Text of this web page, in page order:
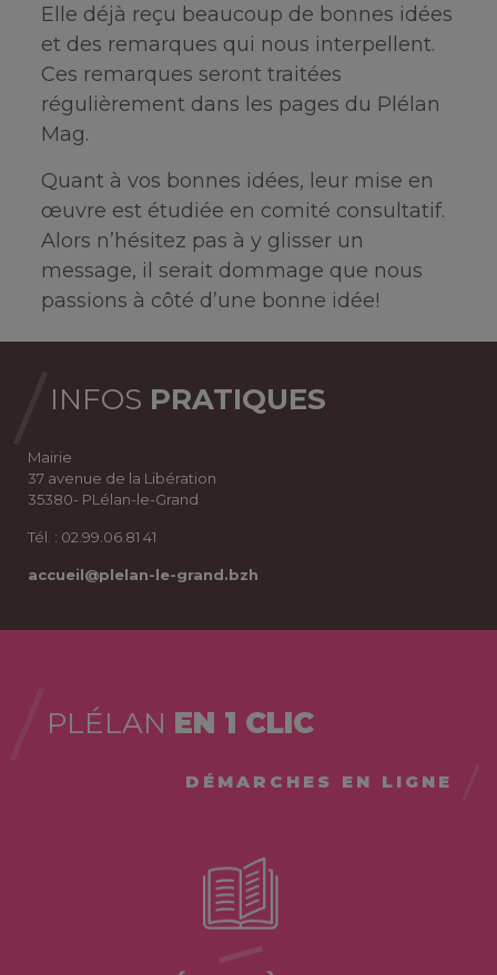
Elle déjà reçu beaucoup de bonnes idées
et des remarques qui nous interpellent.
Ces remarques seront traitées
régulièrement dans les pages du Plélan
Mag.
Quant à vos bonnes idées, leur mise en
œuvre est étudiée en comité consultatif.
Alors n’hésitez pas à y glisser un
message, il serait dommage que nous
passions à côté d’une bonne idée!
INFOS PRATIQUES
Mairie
37 avenue de la Libération
35380- PLélan-le-Grand
Tél. : 02.99.06.81 41
accueil@plelan-le-grand.bzh
PLÉLAN EN 1 CLIC
DÉMARCHES EN LIGNE